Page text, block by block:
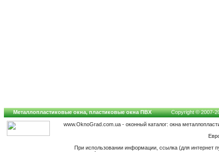
Металлопластиковые окна, пластиковые окна ПВХ Copyright © 2007-
www.OknoGrad.com.ua - оконный каталог: окна
При использовании информации, ссылка (для интернет